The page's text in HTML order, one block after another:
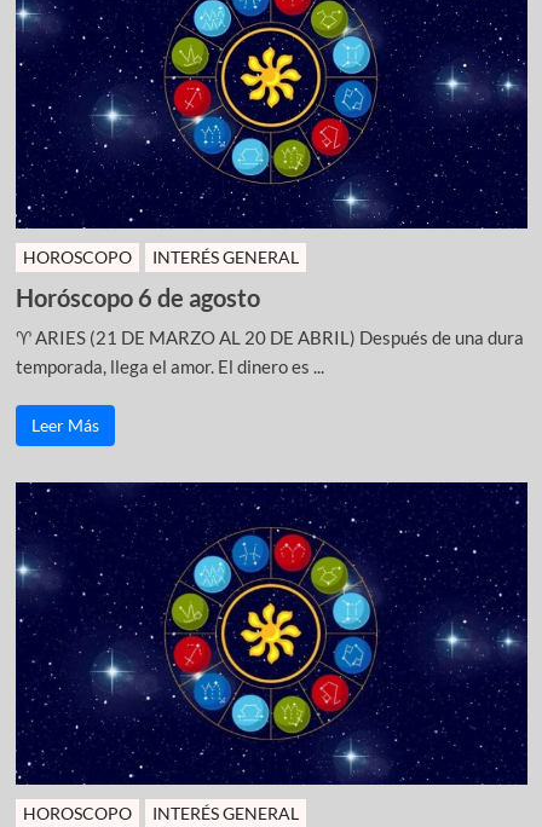
HOROSCOPO INTERÉS GENERAL
Horóscopo 6 de agosto
♈ ARIES (21 DE MARZO AL 20 DE ABRIL) Después de una dura
temporada, llega el amor. El dinero es ...
Leer Más
HOROSCOPO INTERÉS GENERAL